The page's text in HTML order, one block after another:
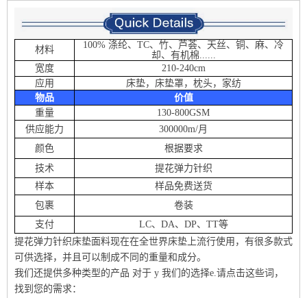
材料
100% 涤纶、TC、竹、芦荟、天丝、铜、麻、冷
却、有机棉......
宽度
210-240cm
应用
床垫，床垫罩，枕头，家纺
物品
价值
重量
130-800GSM
供应能力
300000m/月
颜色
根据要求
技术
提花弹力针织
样本
样品免费送货
包裹
卷装
支付
LC、DA、DP、TT等
提花弹力针织床垫面料现在在全世界床垫上流行使用，有很多款式
可供选择，并且可以制成不同的重量和成分。
我们还提供多种类型的产品 对于 y 我们的选择e.请点击这些词，
找到您的需求：